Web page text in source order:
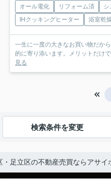
オール電化 リフォーム済
シ
IHクッキングヒーター
浴室乾
一生に一度の大きなお買い物だか
的に寄り添います。メリットだけ
見る
検索条件を変更
・足立区の不動産売買ならアサイ